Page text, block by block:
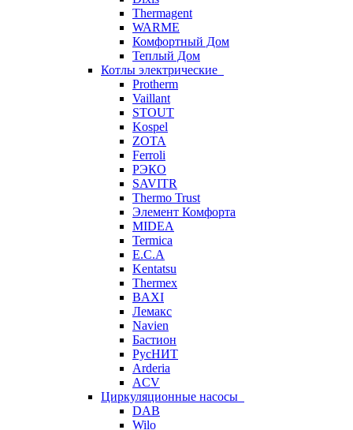
Thermagent
WARME
Комфортный Дом
Теплый Дом
Котлы электрические
Protherm
Vaillant
STOUT
Kospel
ZOTA
Ferroli
РЭКО
SAVITR
Thermo Trust
Элемент Комфорта
MIDEA
Termica
E.C.A
Kentatsu
Thermex
BAXI
Лемакс
Navien
Бастион
РусНИТ
Arderia
ACV
Циркуляционные насосы
DAB
Wilo